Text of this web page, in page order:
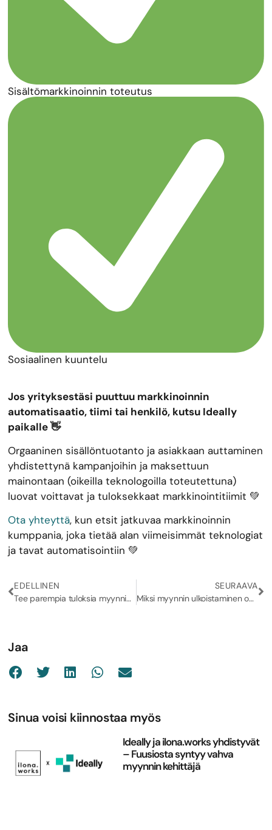
Sisältömarkkinoinnin toteutus
Sosiaalinen kuuntelu
Jos yrityksestäsi puuttuu markkinoinnin
automatisaatio, tiimi tai henkilö, kutsu Ideally
paikalle 👋
Orgaaninen sisällöntuotanto ja asiakkaan auttaminen
yhdistettynä kampanjoihin ja maksettuun
mainontaan (oikeilla teknologoilla toteutettuna)
luovat voittavat ja tuloksekkaat markkinointitiimit 💚
Ota yhteyttä, kun etsit jatkuvaa markkinoinnin
kumppania, joka tietää alan viimeisimmät teknologiat
ja tavat automatisointiin 💚
EDELLINEN
Tee parempia tuloksia myynnin ja markkinoinnin yhteistyöllä💚
SEURAAVA
Miksi myynnin ulkoistaminen on järkevä vaihtoehto kasvua hakevalle yritykselle?
Jaa
Sinua voisi kiinnostaa myös
Ideally ja ilona.works yhdistyvät
– Fuusiosta syntyy vahva
myynnin kehittäjä